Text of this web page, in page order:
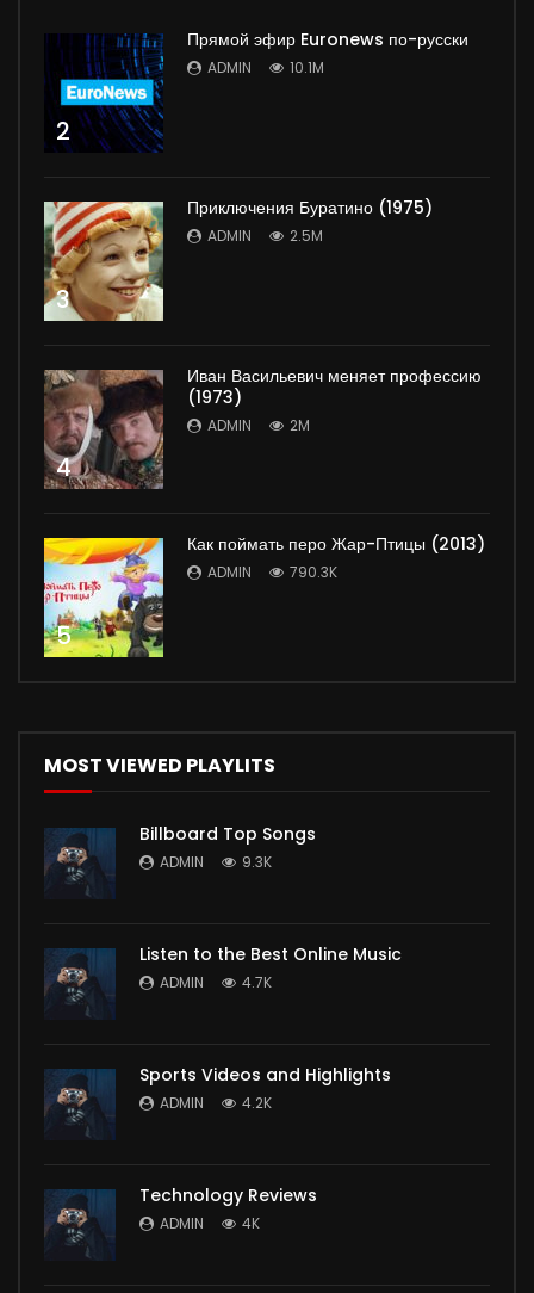
2
Прямой эфир Euronews по-русски
ADMIN 10.1M
3
Приключения Буратино (1975)
ADMIN 2.5M
4
Иван Васильевич меняет профессию
(1973)
ADMIN 2M
5
Как поймать перо Жар-Птицы (2013)
ADMIN 790.3K
MOST VIEWED PLAYLITS
Billboard Top Songs
ADMIN 9.3K
Listen to the Best Online Music
ADMIN 4.7K
Sports Videos and Highlights
ADMIN 4.2K
Technology Reviews
ADMIN 4K